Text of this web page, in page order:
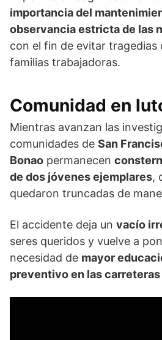
importancia del
observancia estricta de las
con el fin de evitar tragedias
familias trabajadoras.
Comunidad en
Mientras avanzan las
comunidades de San
Bonao permanecen
de dos jóvenes ejemplares,
quedaron truncadas de
El accidente deja un vacío
seres queridos y vuelve a
necesidad de mayor
preventivo en las